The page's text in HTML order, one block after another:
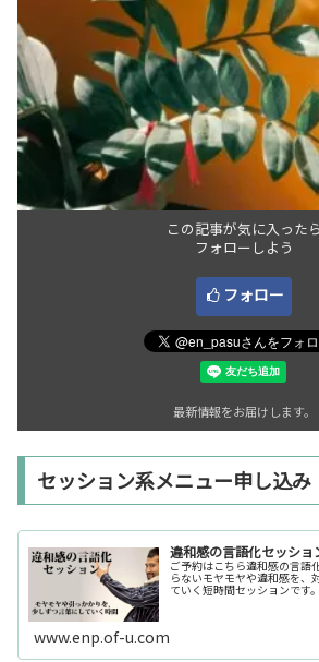
この記事が気に入ったら
フォローしよう
フォロー
最新情報をお届けします。
セッション系メニュー申し込み
違和感の言語化セッショ
ご予約はこちら違和感の言語
らないモヤモヤや違和感を、
ていく短時間セッションです
www.enp.of-u.com